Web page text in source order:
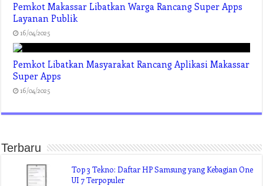
Pemkot Makassar Libatkan Warga Rancang Super Apps
Layanan Publik
16/04/2025
Pemkot Libatkan Masyarakat Rancang Aplikasi Makassar
Super Apps
16/04/2025
Terbaru
Top 3 Tekno: Daftar HP Samsung yang Kebagian One
UI 7 Terpopuler